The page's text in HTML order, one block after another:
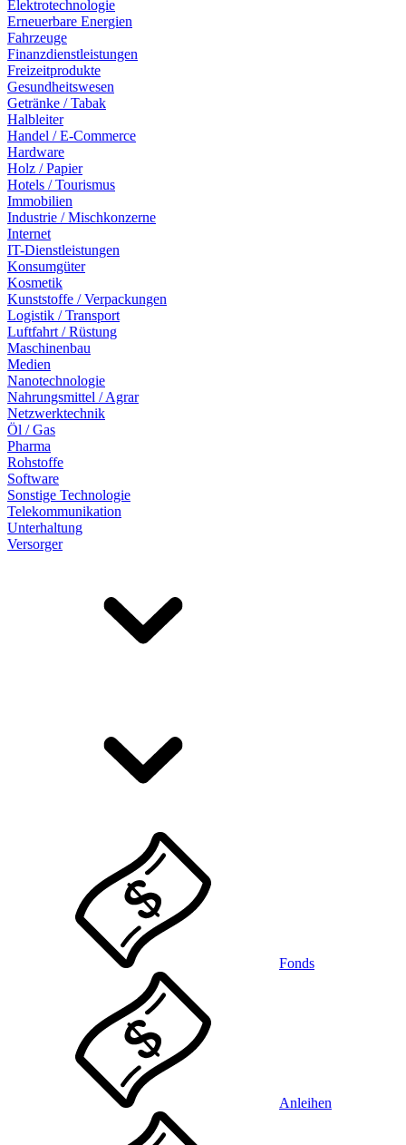
Elektrotechnologie
Erneuerbare Energien
Fahrzeuge
Finanzdienstleistungen
Freizeitprodukte
Gesundheitswesen
Getränke / Tabak
Halbleiter
Handel / E-Commerce
Hardware
Holz / Papier
Hotels / Tourismus
Immobilien
Industrie / Mischkonzerne
Internet
IT-Dienstleistungen
Konsumgüter
Kosmetik
Kunststoffe / Verpackungen
Logistik / Transport
Luftfahrt / Rüstung
Maschinenbau
Medien
Nanotechnologie
Nahrungsmittel / Agrar
Netzwerktechnik
Öl / Gas
Pharma
Rohstoffe
Software
Sonstige Technologie
Telekommunikation
Unterhaltung
Versorger
Fonds
Anleihen